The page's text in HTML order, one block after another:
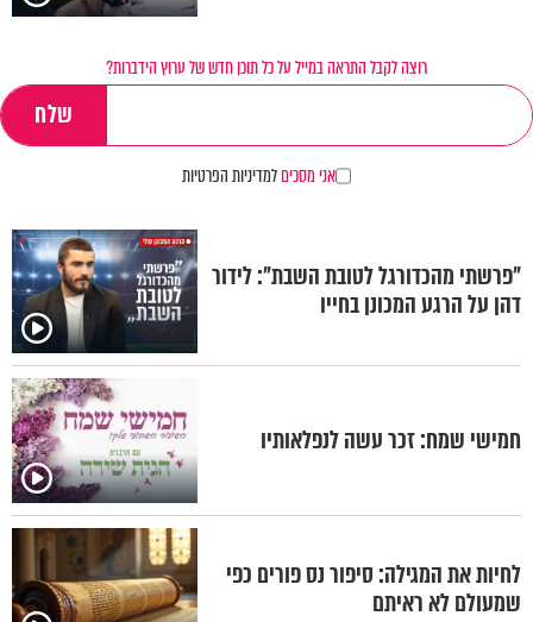
רוצה לקבל התראה במייל על כל תוכן חדש של ערוץ הידברות?
אני מסכיםלמדיניות הפרטיות
"פרשתי מהכדורגל לטובת השבת": לידור
דהן על הרגע המכונן בחייו
חמישי שמח: זכר עשה לנפלאותיו
לחיות את המגילה: סיפור נס פורים כפי
שמעולם לא ראיתם